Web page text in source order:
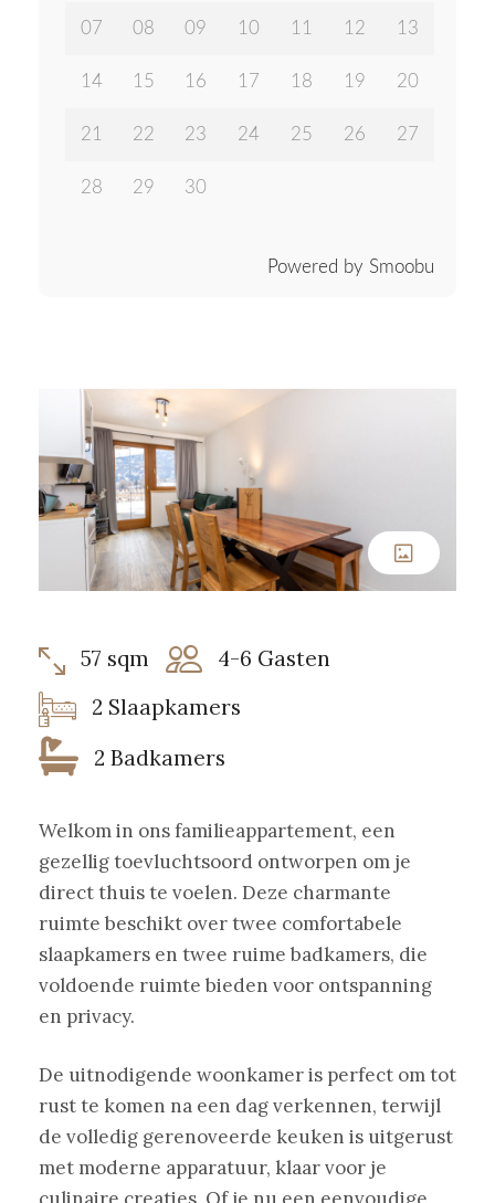
57 sqm
4-6 Gasten
2 Slaapkamers
2 Badkamers
Welkom in ons familieappartement, een
gezellig toevluchtsoord ontworpen om je
direct thuis te voelen. Deze charmante
ruimte beschikt over twee comfortabele
slaapkamers en twee ruime badkamers, die
voldoende ruimte bieden voor ontspanning
en privacy.
De uitnodigende woonkamer is perfect om tot
rust te komen na een dag verkennen, terwijl
de volledig gerenoveerde keuken is uitgerust
met moderne apparatuur, klaar voor je
07 08 09 10 11 12 13
14 15 16 17 18 19 20
21 22 23 24 25 26 27
28 29 30
Powered by Smoobu